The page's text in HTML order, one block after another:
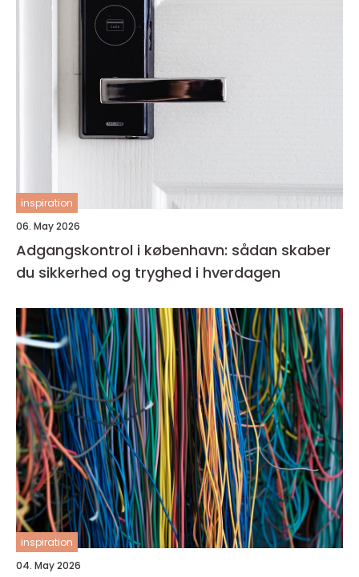
inspiration
06. May 2026
Adgangskontrol i københavn: sådan skaber
du sikkerhed og tryghed i hverdagen
inspiration
04. May 2026